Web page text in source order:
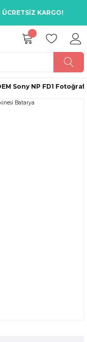
ÜCRETSİZ KARGO!
Sony NP FD1